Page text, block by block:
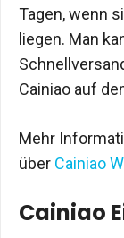
Tagen, wenn
liegen. Man
Cainiao auf
Mehr
über Cainiao
Cainiao